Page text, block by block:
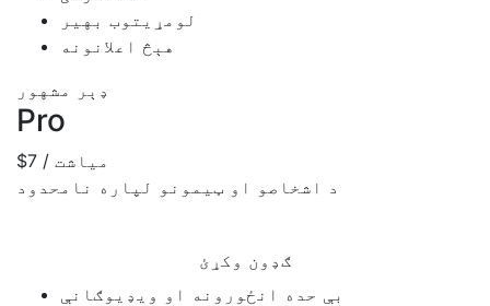
لومړیتوب بهير
هېڅ اعلانونه
ډېر مشهور
Pro
$7
/ میاشت
د اشخاصو او ټیمونو لپاره نامحدود
ګډون وکړئ
بې حده انځورونه او ویډیوګانې